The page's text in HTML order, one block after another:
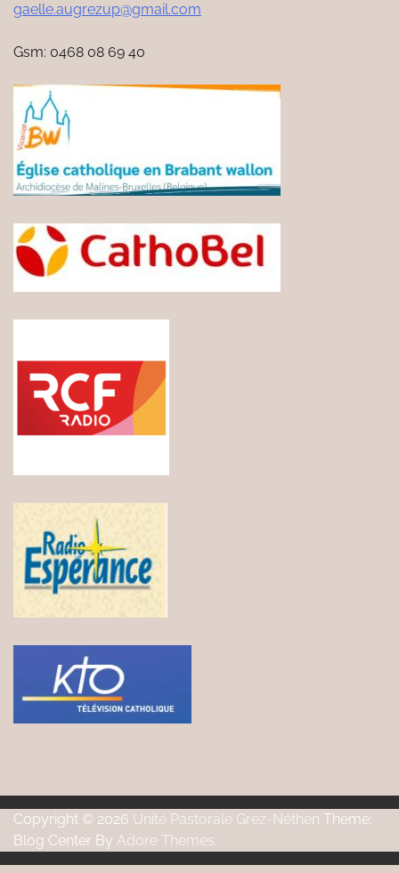
gaelle.augrezup@gmail.com
Gsm: 0468 08 69 40
Copyright © 2026 Unité Pastorale Grez-Néthen Theme:
Blog Center By Adore Themes.